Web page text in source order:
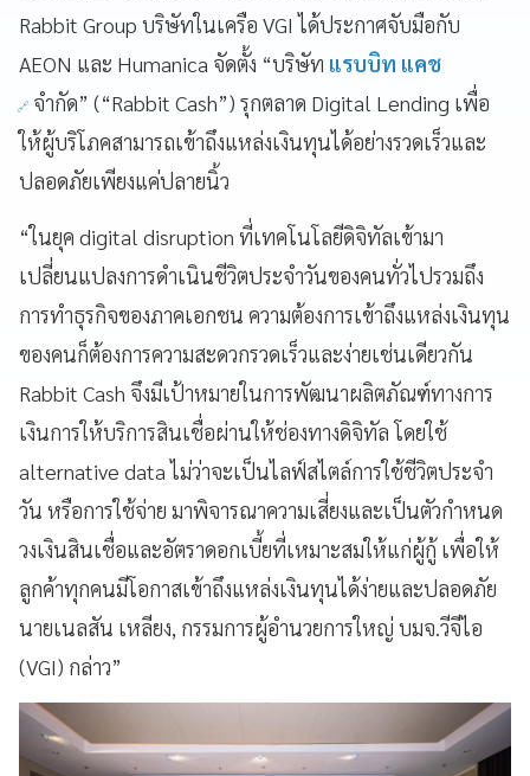
Rabbit Group บริษัทในเครือ VGI ได้ประกาศจับมือกับ
AEON และ Humanica จัดตั้ง “บริษัท แรบบิท แคช
จำกัด” (“Rabbit Cash”) รุกตลาด Digital Lending เพื่อ
ให้ผู้บริโภคสามารถเข้าถึงแหล่งเงินทุนได้อย่างรวดเร็วและ
ปลอดภัยเพียงแค่ปลายนิ้ว
“ในยุค digital disruption ที่เทคโนโลยีดิจิทัลเข้ามา
เปลี่ยนแปลงการดำเนินชีวิตประจำวันของคนทั่วไปรวมถึง
การทำธุรกิจของภาคเอกชน ความต้องการเข้าถึงแหล่งเงินทุน
ของคนก็ต้องการความสะดวกรวดเร็วและง่ายเช่นเดียวกัน
Rabbit Cash จึงมีเป้าหมายในการพัฒนาผลิตภัณฑ์ทางการ
เงินการให้บริการสินเชื่อผ่านให้ช่องทางดิจิทัล โดยใช้
alternative dataไม่ว่าจะเป็นไลฟ์สไตล์การใช้ชีวิตประจำ
วัน หรือการใช้จ่าย มาพิจารณาความเสี่ยงและเป็นตัวกำหนด
วงเงินสินเชื่อและอัตราดอกเบี้ยที่เหมาะสมให้แก่ผู้กู้ เพื่อให้
ลูกค้าทุกคนมีโอกาสเข้าถึงแหล่งเงินทุนได้ง่ายและปลอดภัย
นายเนลสัน เหลียง, กรรมการผู้อำนวยการใหญ่ บมจ.วีจีไอ
(VGI) กล่าว”